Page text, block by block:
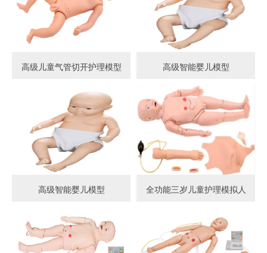
高级儿童气管切开护理模型 高级智能婴儿模型
高级智能婴儿模型 全功能三岁儿童护理模拟人